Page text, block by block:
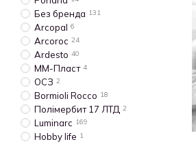
Без бренда 131
Arcopal 6
Arcoroc 24
Ardesto 40
ММ-Пласт 4
ОСЗ 2
Bormioli Rocco 18
Полімербит 17 ЛТД 2
Luminarc 169
Hobby life 1